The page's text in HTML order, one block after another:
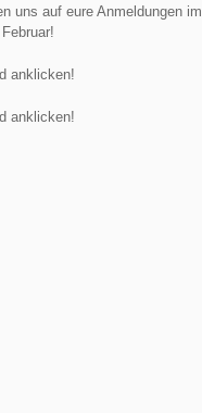
uns auf eure Anmeldungen im
Februar!
anklicken!
anklicken!